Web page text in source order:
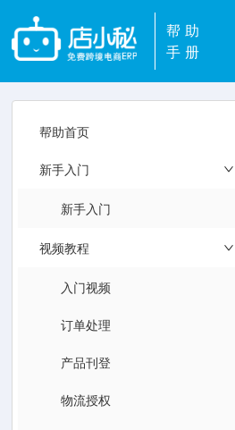
帮助
手册
帮助首页
新手入门
新手入门
视频教程
入门视频
订单处理
产品刊登
物流授权